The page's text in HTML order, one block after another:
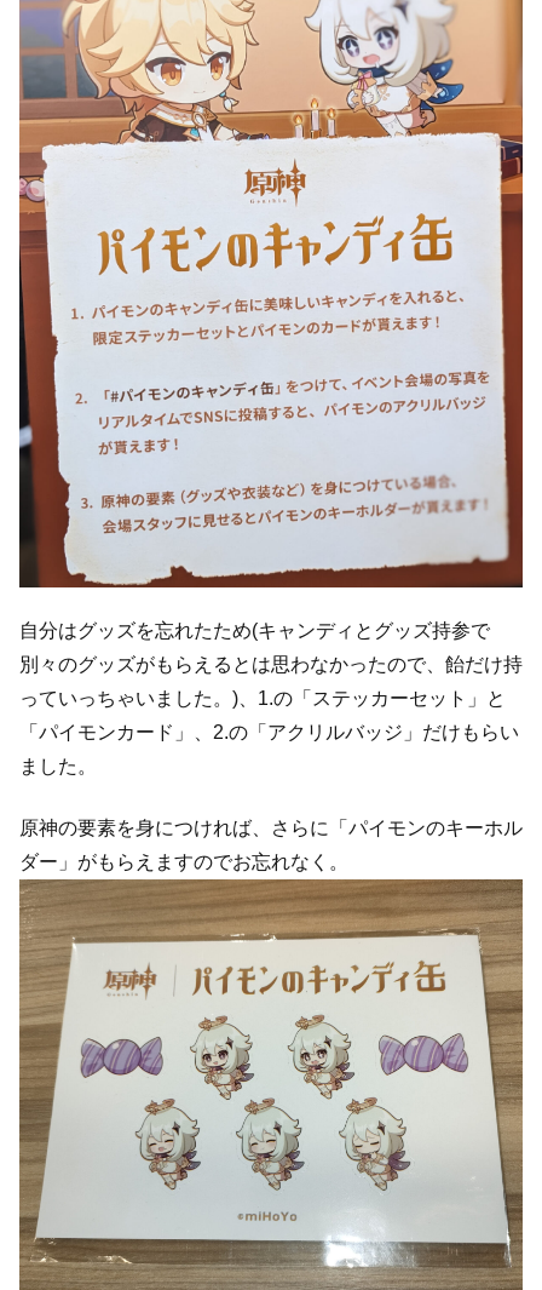
自分はグッズを忘れたため(キャンディとグッズ持参で
別々のグッズがもらえるとは思わなかったので、飴だけ持
っていっちゃいました。)、1.の「ステッカーセット」と
「パイモンカード」、2.の「アクリルバッジ」だけもらい
ました。
原神の要素を身につければ、さらに「パイモンのキーホル
ダー」がもらえますのでお忘れなく。